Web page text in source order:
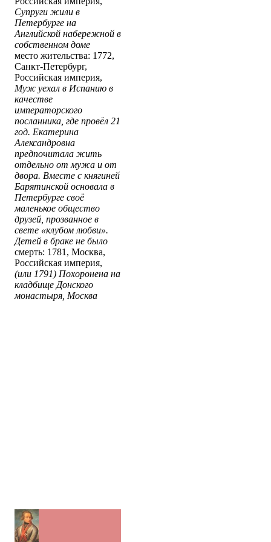
Супруги жили в
Петербурге на
Английской набережной в
собственном доме
место жительства: 1772,
Санкт-Петербург,
Российская империя,
Муж уехал в Испанию в
качестве
императорского
посланника, где провёл 21
год. Екатерина
Александровна
предпочитала жить
отдельно от мужа и от
двора. Вместе с княгиней
Барятинской основала в
Петербурге своё
маленькое общество
друзей, прозванное в
свете «клубом любви».
Детей в браке не было
смерть: 1781, Москва,
Российская империя,
(или 1791) Похоронена на
кладбище Донского
монастыря, Москва